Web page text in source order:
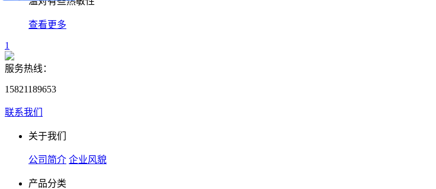
查看更多
1
服务热线：
15821189653
联系我们
关于我们
公司简介 企业风貌
产品分类